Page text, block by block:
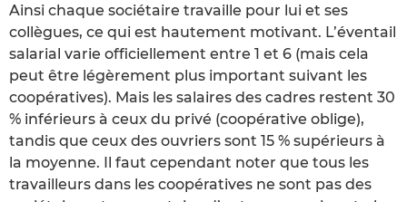
Ainsi chaque sociétaire travaille pour lui et ses
collègues, ce qui est hautement motivant. L’éventail
salarial varie officiellement entre 1 et 6 (mais cela
peut être légèrement plus important suivant les
coopératives). Mais les salaires des cadres restent 30
% inférieurs à ceux du privé (coopérative oblige),
tandis que ceux des ouvriers sont 15 % supérieurs à
la moyenne. Il faut cependant noter que tous les
travailleurs dans les coopératives ne sont pas des